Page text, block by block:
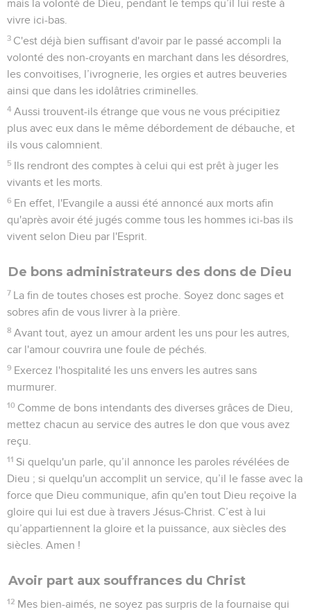
mais la volonté de Dieu, pendant le temps qu’il lui reste à
vivre ici-bas.
3 C'est déjà bien suffisant d'avoir par le passé accompli la
volonté des non-croyants en marchant dans les désordres,
les convoitises, l’ivrognerie, les orgies et autres beuveries
ainsi que dans les idolâtries criminelles.
4 Aussi trouvent-ils étrange que vous ne vous précipitiez
plus avec eux dans le même débordement de débauche, et
ils vous calomnient.
5 Ils rendront des comptes à celui qui est prêt à juger les
vivants et les morts.
6 En effet, l'Evangile a aussi été annoncé aux morts afin
qu'après avoir été jugés comme tous les hommes ici-bas ils
vivent selon Dieu par l'Esprit.
De bons administrateurs des dons de Dieu
7 La fin de toutes choses est proche. Soyez donc sages et
sobres afin de vous livrer à la prière.
8 Avant tout, ayez un amour ardent les uns pour les autres,
car l'amour couvrira une foule de péchés.
9 Exercez l'hospitalité les uns envers les autres sans
murmurer.
10 Comme de bons intendants des diverses grâces de Dieu,
mettez chacun au service des autres le don que vous avez
reçu.
11 Si quelqu'un parle, qu’il annonce les paroles révélées de
Dieu ; si quelqu'un accomplit un service, qu’il le fasse avec la
force que Dieu communique, afin qu'en tout Dieu reçoive la
gloire qui lui est due à travers Jésus-Christ. C’est à lui
qu’appartiennent la gloire et la puissance, aux siècles des
siècles. Amen !
Avoir part aux souffrances du Christ
12 Mes bien-aimés, ne soyez pas surpris de la fournaise qui